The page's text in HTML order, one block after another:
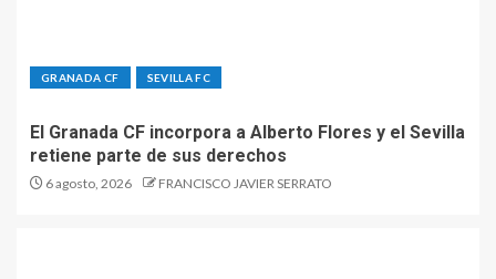
GRANADA CF SEVILLA FC
El Granada CF incorpora a Alberto Flores y el Sevilla
retiene parte de sus derechos
6 agosto, 2026 FRANCISCO JAVIER SERRATO